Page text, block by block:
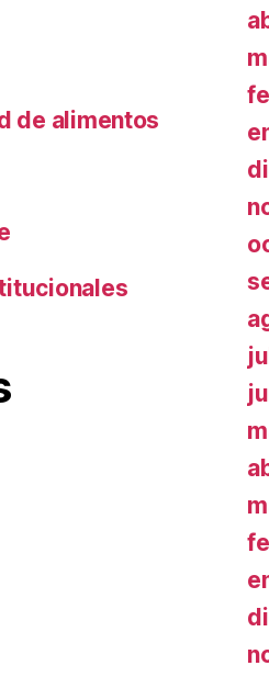
de alimentos